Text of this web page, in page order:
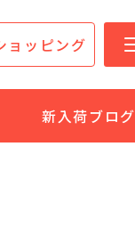
ョッピング
新入荷ブログ